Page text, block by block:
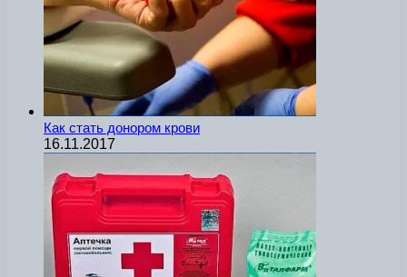
Как стать донором крови
16.11.2017